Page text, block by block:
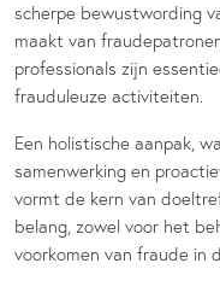
scherpe bewustwording
maakt van
professionals zijn
frauduleuze activiteiten.
Een holistische aanpak,
samenwerking en
vormt de kern van
belang, zowel voor het
voorkomen van fraude in